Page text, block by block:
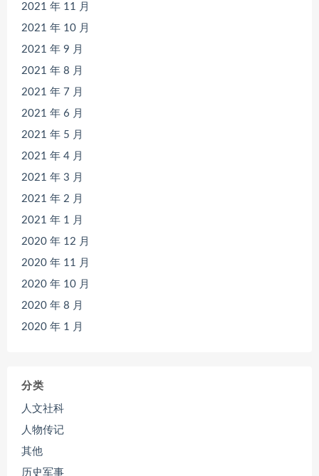
2021 年 11 月
2021 年 10 月
2021 年 9 月
2021 年 8 月
2021 年 7 月
2021 年 6 月
2021 年 5 月
2021 年 4 月
2021 年 3 月
2021 年 2 月
2021 年 1 月
2020 年 12 月
2020 年 11 月
2020 年 10 月
2020 年 8 月
2020 年 1 月
分类
人文社科
人物传记
其他
历史军事